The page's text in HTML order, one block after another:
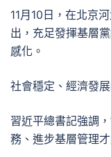
11月10日，在北京
出，充足發揮基層
感化。
社會穩定、經濟發
習近平總書記強調
務、進步基層管理